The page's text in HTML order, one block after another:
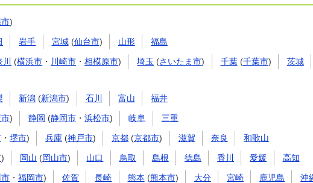
)
岩手 宮城(仙台市) 山形 福島
(横浜市 ・ 川崎市 ・相模原市) 埼玉 (さいたま市) 千葉(千葉市) 茨城
新潟 (新潟市) 石川 富山 福井
) 静岡 (静岡市 ・浜松市) 岐阜 三重
・ 堺市) 兵庫 (神戸市) 京都 (京都市) 滋賀 奈良 和歌山
) 岡山 (岡山市) 山口 鳥取 島根 徳島 香川 愛媛 高知
・ 福岡市) 佐賀 長崎 熊本 (熊本市) 大分 宮崎 鹿児島 沖